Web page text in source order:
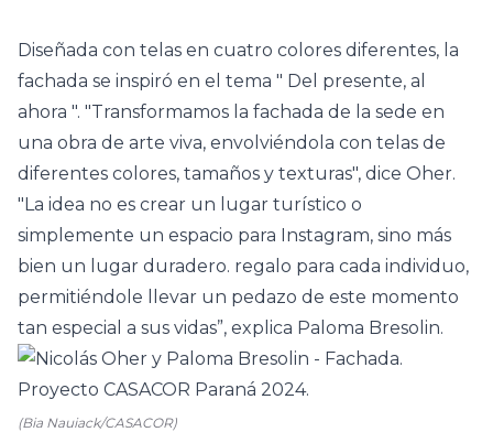
Diseñada con telas en cuatro colores diferentes, la
fachada se inspiró en el tema " Del presente, al
ahora ". "Transformamos la fachada de la sede en
una obra de arte viva, envolviéndola con telas de
diferentes colores, tamaños y texturas", dice Oher.
"La idea no es crear un lugar turístico o
simplemente un espacio para Instagram, sino más
bien un lugar duradero. regalo para cada individuo,
permitiéndole llevar un pedazo de este momento
tan especial a sus vidas”, explica Paloma Bresolin.
(Bia Nauiack/CASACOR)